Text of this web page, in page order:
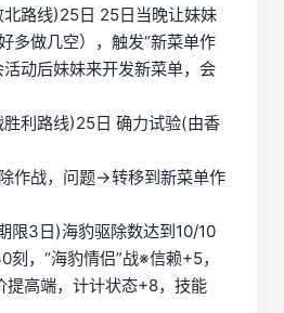
路线)25日 25日当晚让妹妹
多做几空），触发“新菜单作
动后妹妹来开发新菜单，会
利路线)25日 确力试验(由香
作战，问题→转移到新菜单作
限3日)海豹驱除数达到10/10
，“海豹情侣”战※信赖+5，
提高端，计计状态+8，技能